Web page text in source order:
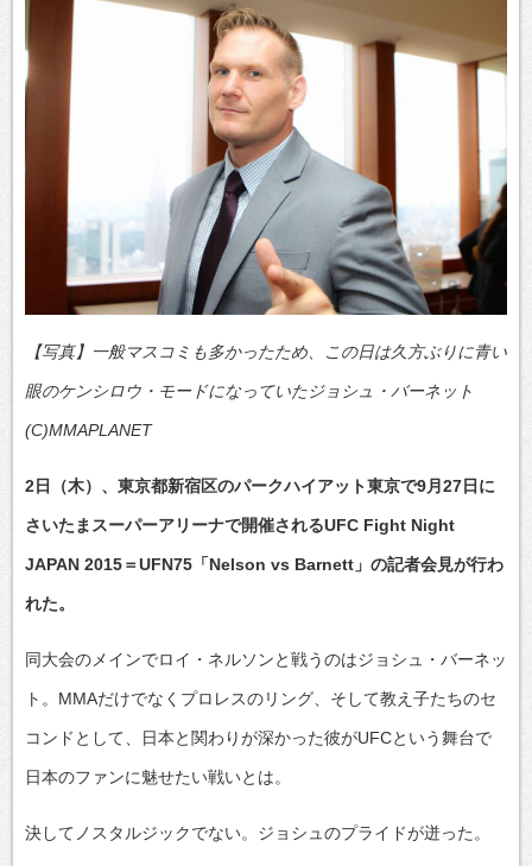
【写真】一般マスコミも多かったため、この日は久方ぶりに青い
眼のケンシロウ・モードになっていたジョシュ・バーネット
(C)MMAPLANET
2日（木）、東京都新宿区のパークハイアット東京で9月27日に
さいたまスーパーアリーナで開催されるUFC Fight Night
JAPAN 2015＝UFN75「Nelson vs Barnett」の記者会見が行わ
れた。
同大会のメインでロイ・ネルソンと戦うのはジョシュ・バーネッ
ト。MMAだけでなくプロレスのリング、そして教え子たちのセ
コンドとして、日本と関わりが深かった彼がUFCという舞台で
日本のファンに魅せたい戦いとは。
決してノスタルジックでない。ジョシュのプライドが迸った。